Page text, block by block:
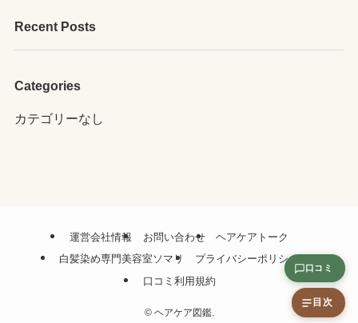
Recent Posts
Categories
カテゴリーなし
運営会社情報 お問い合わせ
ヘアケアトーク
白髪染め専門美容室ソマリ
プライバシーポリシー
口コミ利用規約
©ヘアケア図鑑.
口コミ
目次